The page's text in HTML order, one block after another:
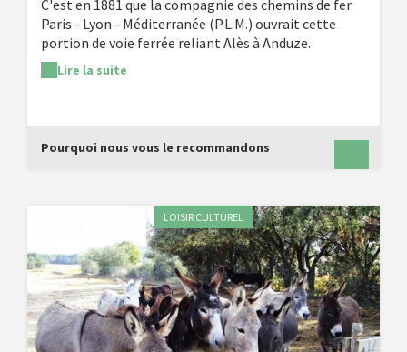
C'est en 1881 que la compagnie des chemins de fer
Paris - Lyon - Méditerranée (P.L.M.) ouvrait cette
portion de voie ferrée reliant Alès à Anduze.
L'événement de la saison est le retour de la 140 C 27.
Après 3 ans de travaux elle retrouve enfin ces
souvent entre Anduze et Saint-Jean-du-Gard.
Lire la suite
Pourquoi nous vous le recommandons
LOISIR CULTUREL